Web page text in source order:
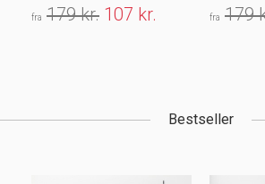
fra 179 kr. 107 kr. fra 179
Bestseller